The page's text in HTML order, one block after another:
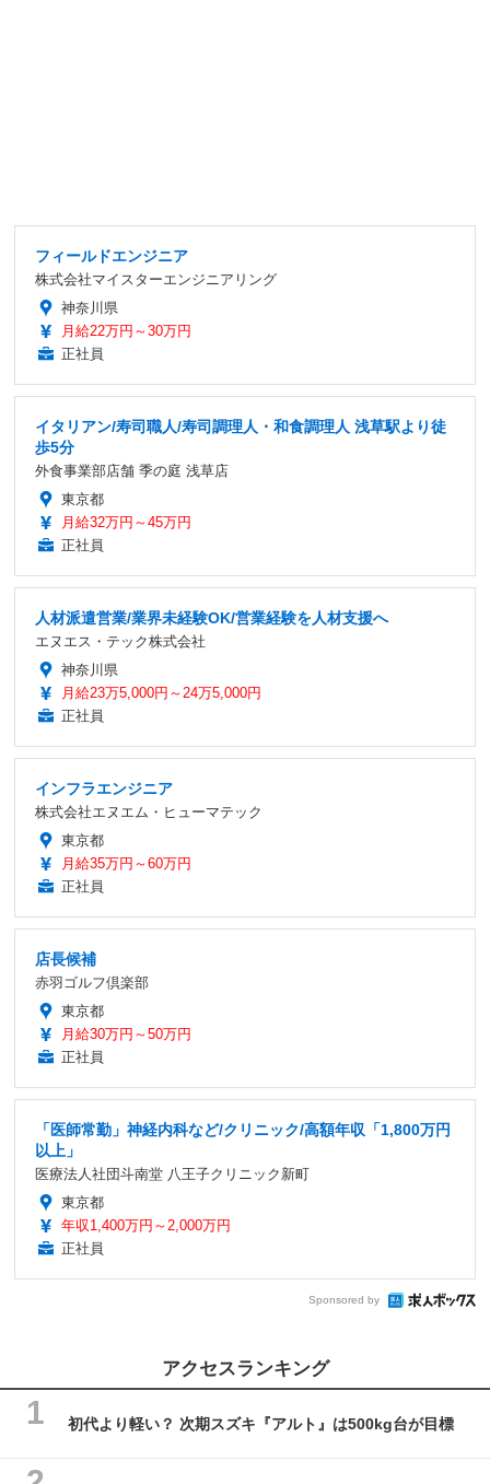
フィールドエンジニア
株式会社マイスターエンジニアリング
神奈川県
月給22万円～30万円
正社員
イタリアン/寿司職人/寿司調理人・和食調理人 浅草駅より徒
歩5分
外食事業部店舗 季の庭 浅草店
東京都
月給32万円～45万円
正社員
人材派遣営業/業界未経験OK/営業経験を人材支援へ
エヌエス・テック株式会社
神奈川県
月給23万5,000円～24万5,000円
正社員
インフラエンジニア
株式会社エヌエム・ヒューマテック
東京都
月給35万円～60万円
正社員
店長候補
赤羽ゴルフ倶楽部
東京都
月給30万円～50万円
正社員
「医師常勤」神経内科など/クリニック/高額年収「1,800万円
以上」
医療法人社団斗南堂 八王子クリニック新町
東京都
年収1,400万円～2,000万円
正社員
Sponsored by
アクセスランキング
初代より軽い？ 次期スズキ『アルト』は500kg台が目標